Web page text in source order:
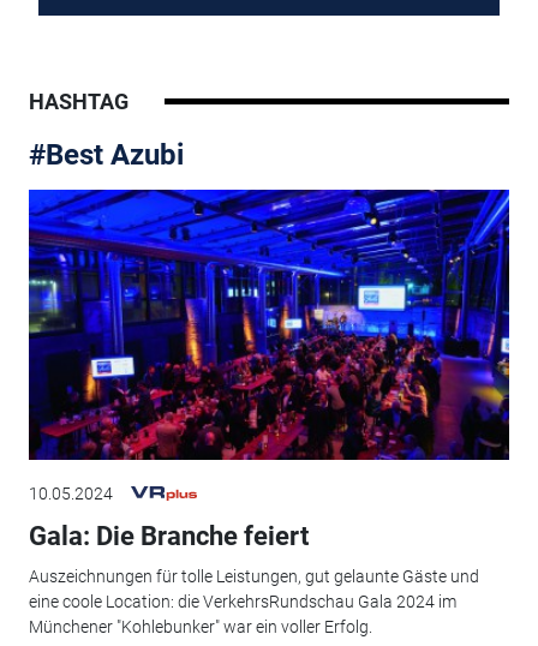
HASHTAG
#Best Azubi
10.05.2024
Gala: Die Branche feiert
Auszeichnungen für tolle Leistungen, gut gelaunte Gäste und
eine coole Location: die VerkehrsRundschau Gala 2024 im
Münchener "Kohlebunker" war ein voller Erfolg.